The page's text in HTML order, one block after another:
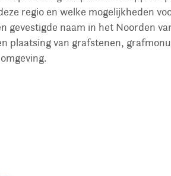
regio en welke mogelijkheden
gevestigde naam in het Noorden
plaatsing van grafstenen,